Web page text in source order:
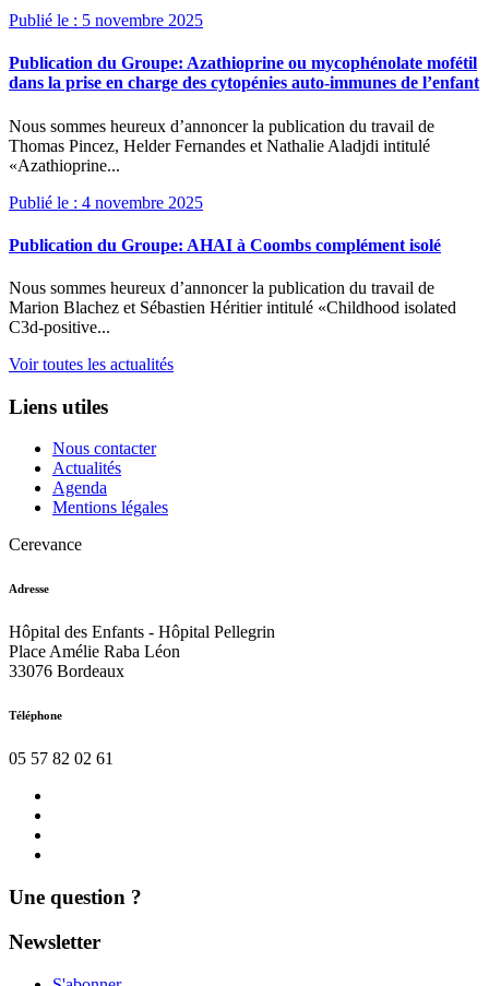
Publié le : 5 novembre 2025
Publication du Groupe: Azathioprine ou mycophénolate mofétil
dans la prise en charge des cytopénies auto-immunes de l’enfant
Nous sommes heureux d’annoncer la publication du travail de
Thomas Pincez, Helder Fernandes et Nathalie Aladjdi intitulé
«Azathioprine...
Publié le : 4 novembre 2025
Publication du Groupe: AHAI à Coombs complément isolé
Nous sommes heureux d’annoncer la publication du travail de
Marion Blachez et Sébastien Héritier intitulé «Childhood isolated
C3d-positive...
Voir toutes les actualités
Liens utiles
Nous contacter
Actualités
Agenda
Mentions légales
Cerevance
Adresse
Hôpital des Enfants - Hôpital Pellegrin
Place Amélie Raba Léon
33076 Bordeaux
Téléphone
05 57 82 02 61
Une question ?
Newsletter